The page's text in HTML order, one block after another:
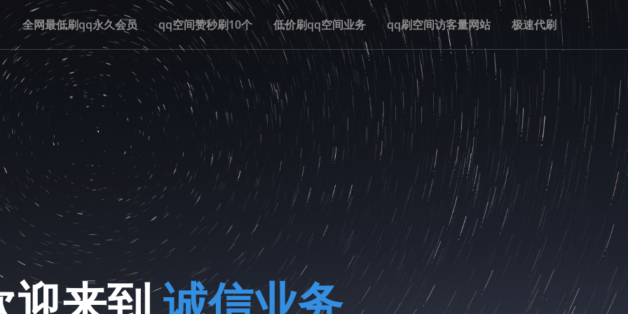
全网最低刷qq永久会员 qq空间赞秒刷10个 低价刷qq空间业务 qq刷空间访客量网站 极速代刷